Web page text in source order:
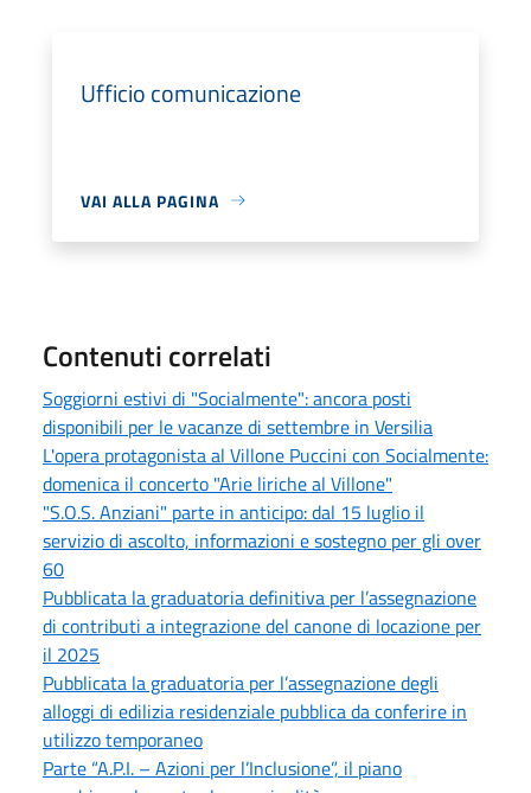
Ufficio comunicazione
VAI ALLA PAGINA
Contenuti correlati
Soggiorni estivi di "Socialmente": ancora posti
disponibili per le vacanze di settembre in Versilia
L'opera protagonista al Villone Puccini con Socialmente:
domenica il concerto "Arie liriche al Villone"
"S.O.S. Anziani" parte in anticipo: dal 15 luglio il
servizio di ascolto, informazioni e sostegno per gli over
60
Pubblicata la graduatoria definitiva per l’assegnazione
di contributi a integrazione del canone di locazione per
il 2025
Pubblicata la graduatoria per l’assegnazione degli
alloggi di edilizia residenziale pubblica da conferire in
utilizzo temporaneo
Parte “A.P.I. – Azioni per l’Inclusione”, il piano